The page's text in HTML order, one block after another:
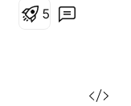
Breakout: Đây là
là vùng "mồi"
5